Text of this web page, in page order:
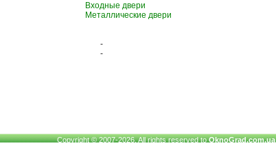
Входные двери
Металлические двери
-
-
Copyright © 2007-2026. All rights reserved toOknoGrad.com.ua